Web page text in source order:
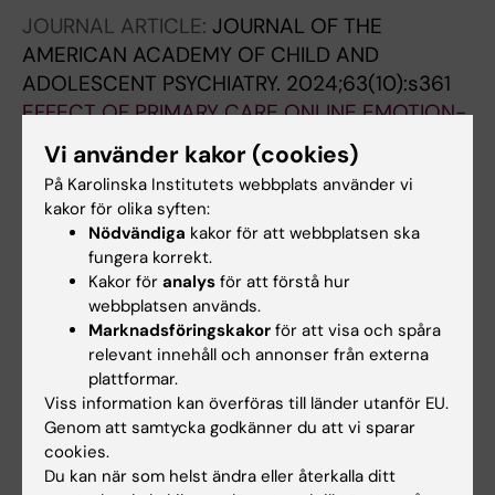
JOURNAL ARTICLE: JOURNAL OF THE
AMERICAN ACADEMY OF CHILD AND
ADOLESCENT PSYCHIATRY. 2024;63(10):s361
EFFECT OF PRIMARY CARE ONLINE EMOTION-
REGULATION TREATMENT (POET): A BRIEF
INTERVENTION TARGETING ADOLESCENTS
AGED 12-17 WITHIN FIRST-LINE MENTAL
HEALTH CARE
Sjoblom K
ARTICLE:COMPUTERS IN HUMAN BEHAVIOR.
2018;87:98-108
Adding a smartphone app to internet-based
self-help for social anxiety: A randomized
controlled trial
Boettcher J; Magnusson K; Marklund A;
Berglund E; Blomdahl R; Braun U; Delin L;
Alla författare
Vi använder kakor (cookies)
På Karolinska Institutets webbplats använder vi
kakor för olika syften:
Nödvändiga kakor för att webbplatsen ska
fungera korrekt.
Kakor för analys för att förstå hur
webbplatsen används.
Marknadsföringskakor för att visa och spåra
relevant innehåll och annonser från externa
plattformar.
Viss information kan överföras till länder utanför EU.
Genom att samtycka godkänner du att vi sparar
cookies.
Du kan när som helst ändra eller återkalla ditt